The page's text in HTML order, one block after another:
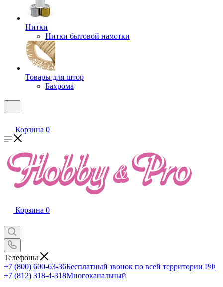
Нитки
Нитки бытовой намотки
Товары для штор
Бахрома
Корзина 0
Корзина 0
Телефоны
+7 (800) 600-63-36Бесплатный звонок по всей территории РФ
+7 (812) 318-4-318Многоканальный